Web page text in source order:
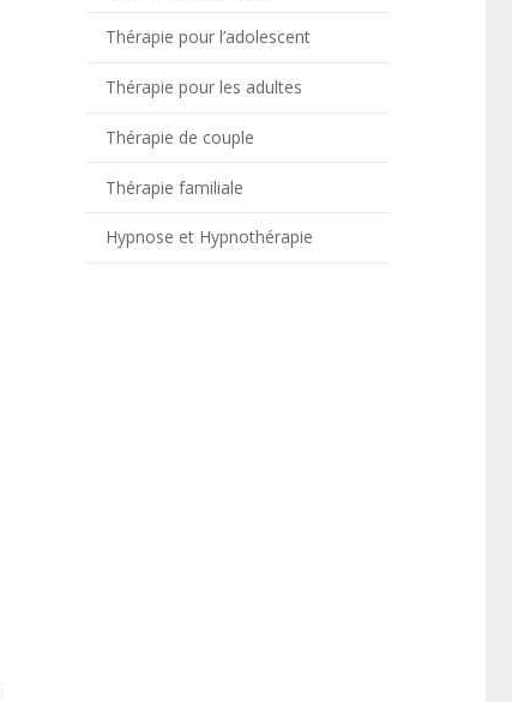
Thérapie pour l’adolescent
Thérapie pour les adultes
Thérapie de couple
Thérapie familiale
Hypnose et Hypnothérapie